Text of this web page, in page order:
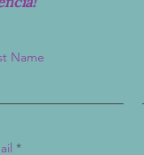
Name